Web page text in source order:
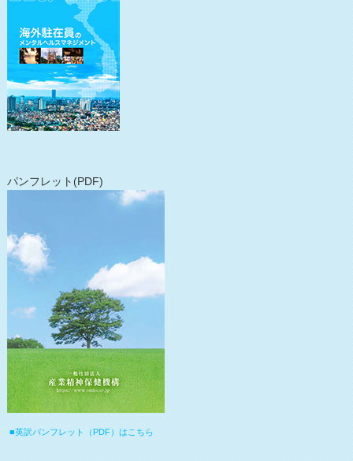
パンフレット(PDF)
■英訳パンフレット（PDF）はこちら